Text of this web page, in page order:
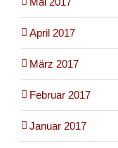
April 2017
März 2017
Februar 2017
Januar 2017